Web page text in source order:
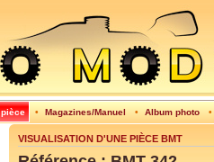
pièce • Magazines/Manuel • Album photo •
VISUALISATION D'UNE PIÈCE BMT